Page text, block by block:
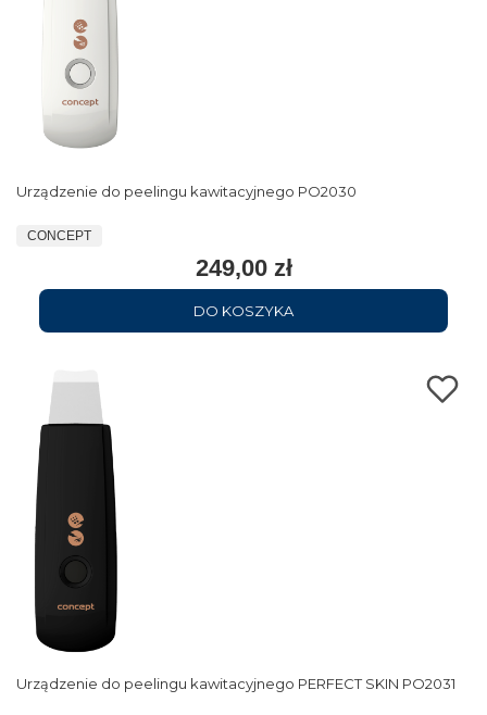
Urządzenie do peelingu kawitacyjnego PO2030
CONCEPT
249,00 zł
DO KOSZYKA
Urządzenie do peelingu kawitacyjnego PERFECT SKIN PO2031